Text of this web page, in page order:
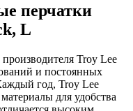
перчатки
L
Troy Lee
и постоянных
год, Troy Lee
для удобства